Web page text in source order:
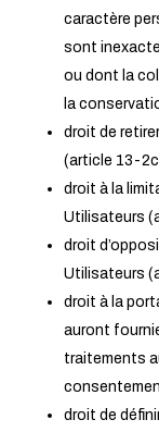
caractère
sont
ou dont la
la
droit de
(article 13-2c
droit à la
Utilisateurs
droit
Utilisateurs
droit à la
auront
traitements
droit de